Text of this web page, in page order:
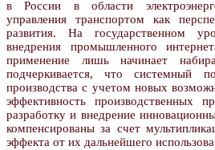
в России в области
управления транспортом как
развития. На государственном
внедрения промышленного
применение лишь начинает
подчеркивается, что системный
производства с учетом новых
эффективность производственных
разработку и внедрение
компенсированы за счет
эффекта от их дальнейшего